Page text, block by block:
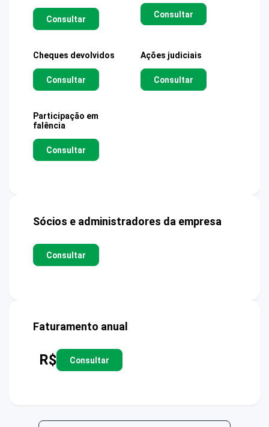
Consultar Consultar
Cheques devolvidos
Consultar
Ações judiciais
Consultar
Participação em
falência
Consultar
Sócios e administradores da empresa
Consultar
Faturamento anual
R$ Consultar